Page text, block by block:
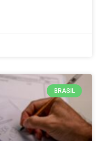
BRASIL